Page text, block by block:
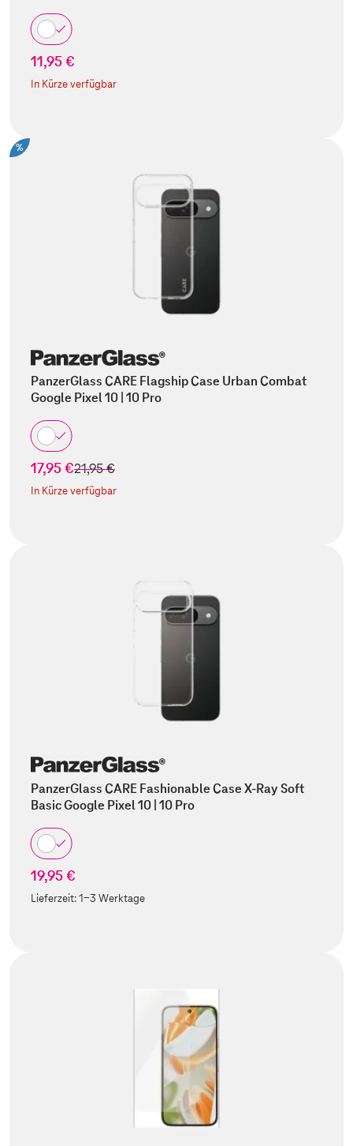
11,95 €
In Kürze verfügbar
%
PanzerGlass CARE Flagship Case Urban Combat
Google Pixel 10 | 10 Pro
17,95 €statt
21,95 €
In Kürze verfügbar
PanzerGlass CARE Fashionable Case X-Ray Soft
Basic Google Pixel 10 | 10 Pro
19,95 €
Lieferzeit:1-3 Werktage